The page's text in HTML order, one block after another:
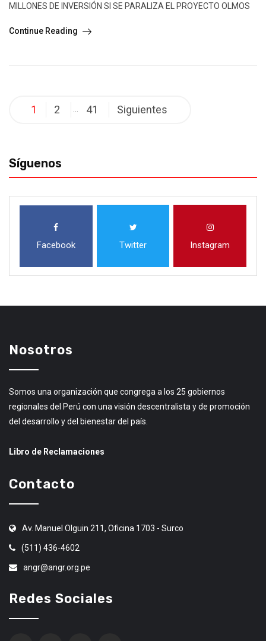
MILLONES DE INVERSIÓN SI SE PARALIZA EL PROYECTO OLMOS
Continue Reading
Navegación
1 2 41 Siguientes
Síguenos
Facebook Twitter Instagram
Nosotros
Somos una organización que congrega a los 25 gobiernos
regionales del Perú con una visión descentralista y de promoción
del desarrollo y del bienestar del país.
Libro de Reclamaciones
Contacto
Av. Manuel Olguin 211, Oficina 1703 - Surco
(511) 436-4602
angr@angr.org.pe
Redes Sociales